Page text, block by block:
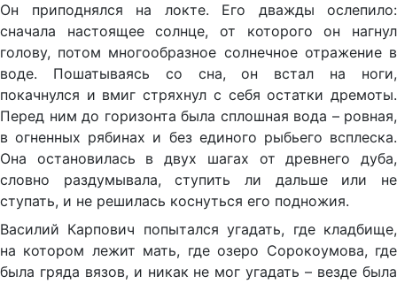
Он приподнялся на локте. Его дважды ослепило:
сначала настоящее солнце, от которого он нагнул
голову, потом многообразное солнечное отражение в
воде. Пошатываясь со сна, он встал на ноги,
покачнулся и вмиг стряхнул с себя остатки дремоты.
Перед ним до горизонта была сплошная вода – ровная,
в огненных рябинах и без единого рыбьего всплеска.
Она остановилась в двух шагах от древнего дуба,
словно раздумывала, ступить ли дальше или не
ступать, и не решилась коснуться его подножия.
Василий Карпович попытался угадать, где кладбище,
на котором лежит мать, где озеро Сорокоумова, где
была гряда вязов, и никак не мог угадать – везде была